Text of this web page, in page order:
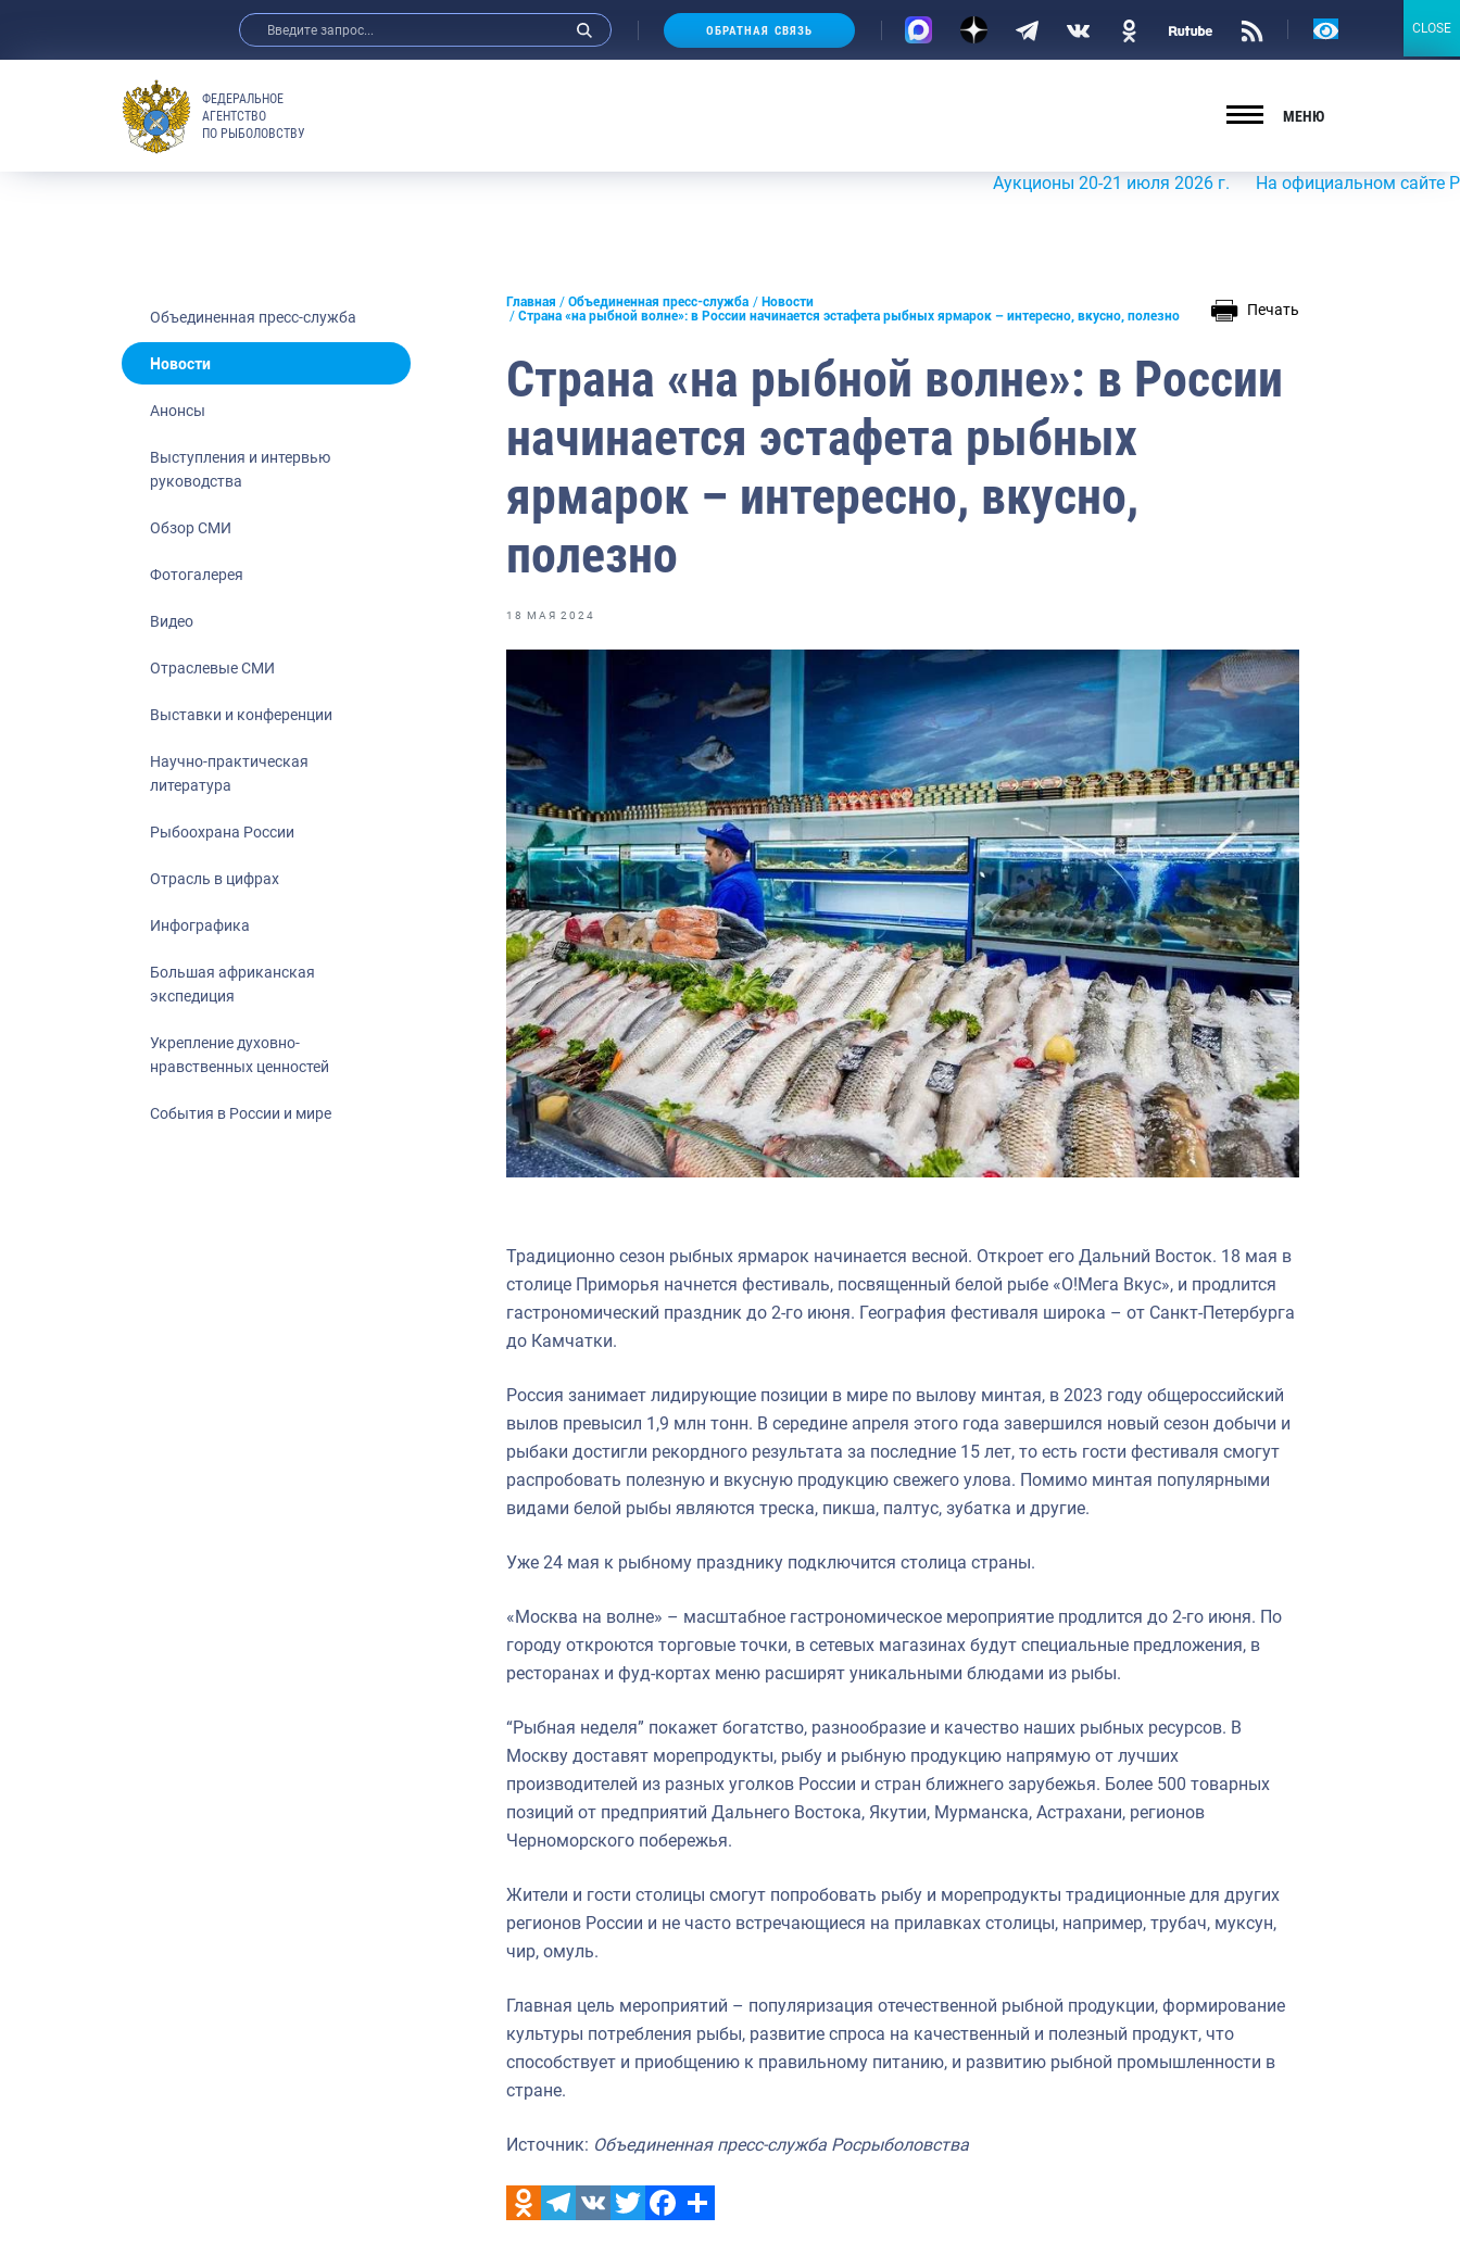
Анонсы
Отраслевые СМИ
Выставки и конференции
Рыбоохрана России
Отрасль в цифрах
Большая африканская экспедиция
События в России и мире
ОБРАТНАЯ СВЯЗЬ
Версия
ФЕДЕРАЛЬНОЕ
АГЕНТСТВО
ПО РЫБОЛОВСТВУ
МЕНЮ
Аукционы 20-21 июля 2026 г. На официальном сайте
Объединенная пресс-служба
Новости
Анонсы
Выступления и интервью
руководства
Обзор СМИ
Фотогалерея
Видео
Отраслевые СМИ
Выставки и конференции
Научно-практическая
литература
Рыбоохрана России
Отрасль в цифрах
Инфографика
Большая африканская
экспедиция
Укрепление духовно-
нравственных ценностей
События в России и мире
Главная Объединенная пресс-служба
Новости
Страна «на рыбной волне»: в России начинается эстафета рыбных ярмарок – интересно, вкусно, полезно
Печать
Страна «на рыбной волне»: в России
начинается эстафета рыбных
ярмарок – интересно, вкусно,
полезно
18 МАЯ 2024
Традиционно сезон рыбных ярмарок начинается весной. Откроет его Дальний Восток. 18 мая в
столице Приморья начнется фестиваль, посвященный белой рыбе «О!Мега Вкус», и продлится
гастрономический праздник до 2-го июня. География фестиваля широка – от Санкт-Петербурга
до Камчатки.
Россия занимает лидирующие позиции в мире по вылову минтая, в 2023 году общероссийский
вылов превысил 1,9 млн тонн. В середине апреля этого года завершился новый сезон добычи и
рыбаки достигли рекордного результата за последние 15 лет, то есть гости фестиваля смогут
распробовать полезную и вкусную продукцию свежего улова. Помимо минтая популярными
видами белой рыбы являются треска, пикша, палтус, зубатка и другие.
Уже 24 мая к рыбному празднику подключится столица страны.
«Москва на волне» – масштабное гастрономическое мероприятие продлится до 2-го июня. По
городу откроются торговые точки, в сетевых магазинах будут специальные предложения, в
ресторанах и фуд-кортах меню расширят уникальными блюдами из рыбы.
“Рыбная неделя” покажет богатство, разнообразие и качество наших рыбных ресурсов. В
Москву доставят морепродукты, рыбу и рыбную продукцию напрямую от лучших
производителей из разных уголков России и стран ближнего зарубежья. Более 500 товарных
позиций от предприятий Дальнего Востока, Якутии, Мурманска, Астрахани, регионов
Черноморского побережья.
Жители и гости столицы смогут попробовать рыбу и морепродукты традиционные для других
регионов России и не часто встречающиеся на прилавках столицы, например, трубач, муксун,
чир, омуль.
Главная цель мероприятий – популяризация отечественной рыбной продукции, формирование
культуры потребления рыбы, развитие спроса на качественный и полезный продукт, что
способствует и приобщению к правильному питанию, и развитию рыбной промышленности в
стране.
Источник: Объединенная пресс-служба Росрыболовства
CLOSE
CLOSE